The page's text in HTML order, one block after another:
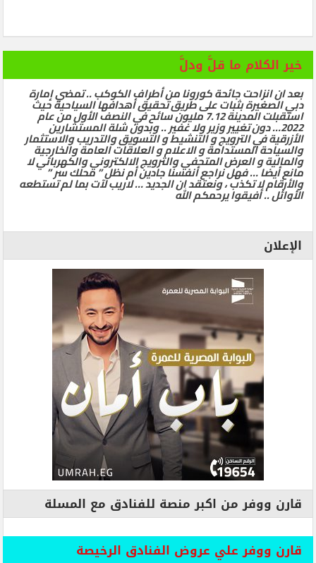
خير الكلام ما قلَّ ودلَّ
بعد ان انزاحت جائحة كورونا من أطراف الكوكب .. تمضي إمارة
دبي الصغيرة بثبات على طريق تحقيق أهدافها السياحية حيث
استقبلت المدينة 7.12 مليون سائح في النصف الأول من عام
2022… دون تغيير وزير ولا غفير .. وبدون شلة المستشارين
الأزرقية في الترويج و التنشيط و التسويق والتدريب والاستثمار
والسياحة المستدامة و الاعلام و العلاقات العامة والخارجية
والمالية و العرض المتحفي والترويج الالكتروني والكهربائي لا
مانع أيضا … فهل نراجع أنفسنا جادين أم نظل ” محلك سر ”
والأرقام لا تكذب ، ونعتقد ان الجديد … لاريب لآت بما لم تستطعه
الأوائل .. أفيقوا يرحمكم الله
الإعلان
قارن ووفر من اكبر منصة للفنادق مع المسلة
قارن ووفر علي عروض الفنادق الرخيصة